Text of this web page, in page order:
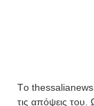
Tο
τις απόψεις του.